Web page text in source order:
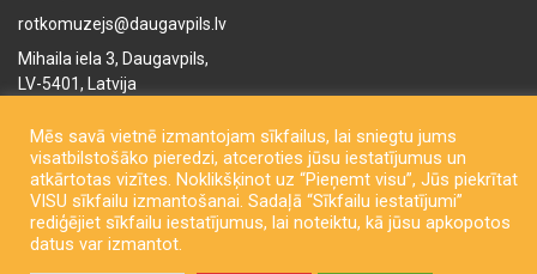
rotkomuzejs@daugavpils.lv
Mihaila iela 3, Daugavpils,
LV-5401, Latvija
Copyright © Daugavpils City Municipality Institution Rothko Museum
Mēs savā vietnē izmantojam sīkfailus, lai sniegtu jums
visatbilstošāko pieredzi, atceroties jūsu iestatījumus un
atkārtotas vizītes. Noklikšķinot uz “Pieņemt visu”, Jūs piekrītat
VISU sīkfailu izmantošanai. Sadaļā “Sīkfailu iestatījumi”
rediģējiet sīkfailu iestatījumus, lai noteiktu, kā jūsu apkopotos
datus var izmantot.